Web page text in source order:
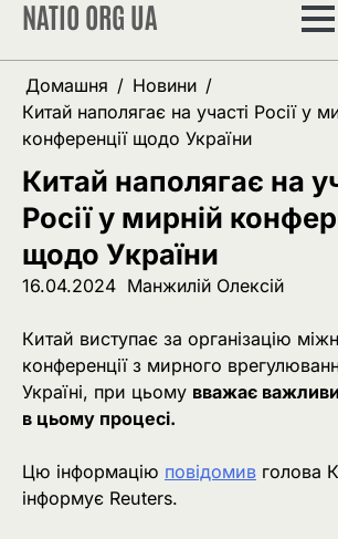
Перейти
вмісту
NATIO ORG UA
Домашня
Новини
Китай наполягає на участі Росії у
конференції щодо України
Китай наполягає на
Росії у мирній
щодо України
16.04.2024 Манжилій Олексій
Китай виступає за організацію
конференції з мирного
Україні, при цьому вважає
в цьому процесі.
Цю інформацію повідомив голова
інформує Reuters.